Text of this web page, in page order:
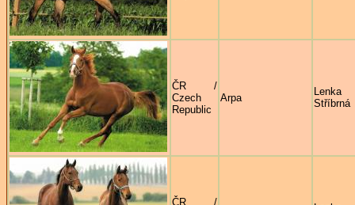
ČR /
Czech
Republic
Arpa
Lenka
Stříbrná
ČR /